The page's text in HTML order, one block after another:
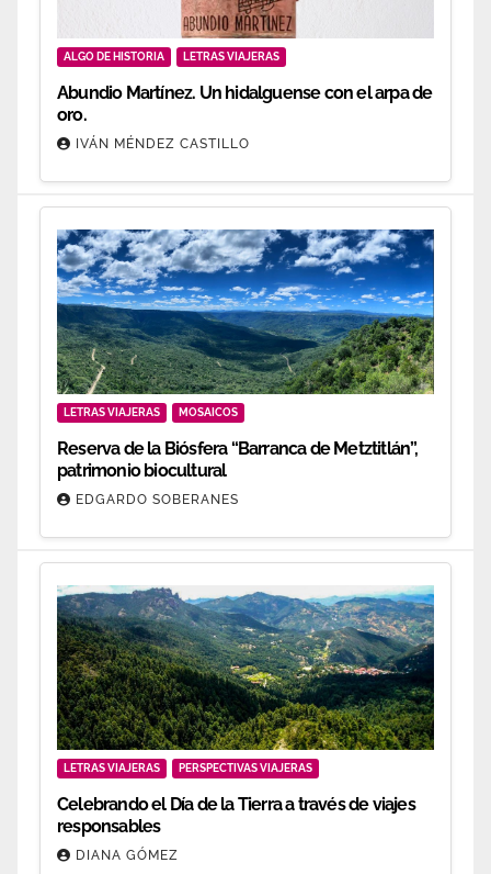
ALGO DE HISTORIA LETRAS VIAJERAS
Abundio Martínez. Un hidalguense con el arpa de
oro.
IVÁN MÉNDEZ CASTILLO
LETRAS VIAJERAS MOSAICOS
Reserva de la Biósfera “Barranca de Metztitlán”,
patrimonio biocultural
EDGARDO SOBERANES
LETRAS VIAJERAS PERSPECTIVAS VIAJERAS
Celebrando el Día de la Tierra a través de viajes
responsables
DIANA GÓMEZ